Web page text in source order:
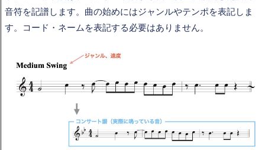
音符を記譜します。曲の始めにはジャンルやテンポを表記しま
す。コード・ネームを表記する必要はありません。